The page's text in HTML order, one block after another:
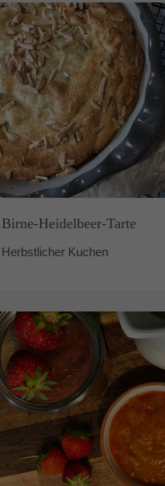
Birne-Heidelbeer-Tarte
Herbstlicher Kuchen